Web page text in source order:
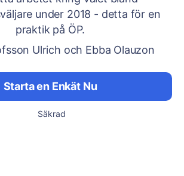
under 2018 - detta för en
praktik på ÖP.
Ulrich och Ebba Olauzon
Starta en Enkät Nu
Säkrad